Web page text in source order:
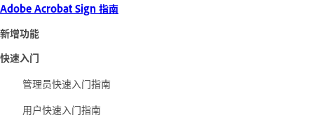
Adobe Acrobat Sign 指南
新增功能
快速入门
管理员快速入门指南
用户快速入门指南